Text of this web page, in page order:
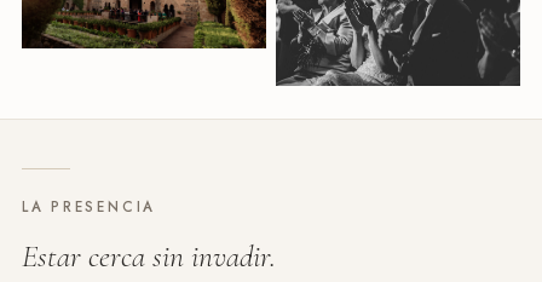
LA PRESENCIA
Estar cerca sin invadir.